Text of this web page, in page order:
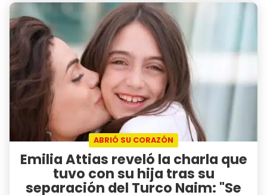
ABRIÓ SU CORAZÓN
Emilia Attias reveló la charla que
tuvo con su hija tras su
separación del Turco Naim: "Se